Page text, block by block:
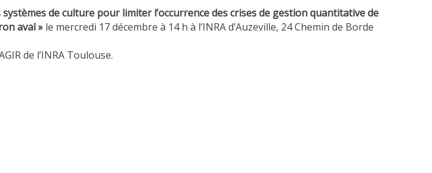
de culture pour limiter l’occurrence des crises de gestion quantitative de
aval » le mercredi 17 décembre à 14 h à l’INRA d’Auzeville, 24 Chemin de Borde
de l’INRA Toulouse.